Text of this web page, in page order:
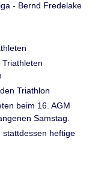
- Bernd Fredelake
Triathlon
beim 16. AGM
Samstag.
stattdessen heftige